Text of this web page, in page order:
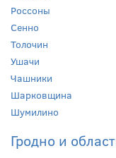
Россоны
Сенно
Толочин
Ушачи
Чашники
Шарковщина
Шумилино
Гродно и